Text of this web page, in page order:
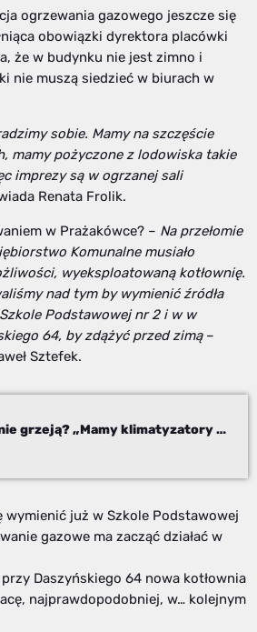
ogrzewania gazowego jeszcze się
obowiązki dyrektora placówki
że w budynku nie jest zimno i
nie muszą siedzieć w biurach w
sobie. Mamy na szczęście
mamy pożyczone z lodowiska takie
imprezy są w ogrzanej sali
Renata Frolik.
w Prażakówce? – Na przełomie
Komunalne musiało
wyeksploatowaną kotłownię.
nad tym by wymienić źródła
Podstawowej nr 2 i w w
64, by zdążyć przed zimą–
Sztefek.
W Ustroniu nie grzeją? „Mamy klimatyzatory i pożyczone, duże nagrzewnice”
wymienić już w Szkole Podstawowej
gazowe ma zacząć działać w
Daszyńskiego 64 nowa kotłownia
najprawdopodobniej, w… kolejnym